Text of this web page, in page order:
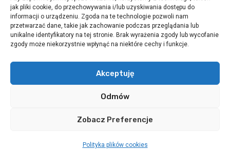
jak pliki cookie, do przechowywania i/lub uzyskiwania dostępu do
informacji o urządzeniu. Zgoda na te technologie pozwoli nam
przetwarzać dane, takie jak zachowanie podczas przeglądania lub
unikalne identyfikatory na tej stronie. Brak wyrażenia zgody lub wycofanie
zgody może niekorzystnie wpłynąć na niektóre cechy i funkcje.
Akceptuję
Odmów
Zobacz Preferencje
Polityka plików cookies
PROJEKT STRONY:
© 2026 NovoInstal - Damian Ogorzałek